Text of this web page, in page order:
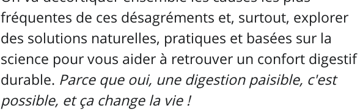
fréquentes de ces désagréments et, surtout, explorer
des solutions naturelles, pratiques et basées sur la
science pour vous aider à retrouver un confort digestif
durable. Parce que oui, une digestion paisible, c'est
possible, et ça change la vie !